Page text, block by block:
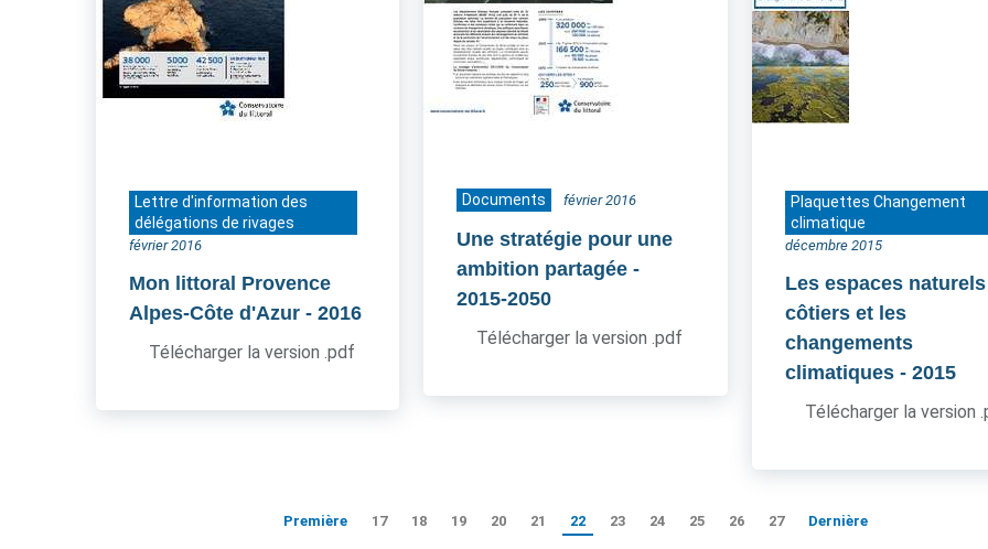
Lettre d'information des
délégations de rivages
février 2016
Mon littoral Provence
Alpes-Côte d'Azur - 2016
Télécharger la version .pdf
Documents février 2016
Une stratégie pour une
ambition partagée-
2015-2050
Télécharger la version .pdf
Plaquettes Changement
climatique
décembre 2015
Les espaces naturels
côtiers et les
changements
climatiques - 2015
Télécharger la version
Première 17 18 19 20 21 22 23 24 25 26 27 Dernière